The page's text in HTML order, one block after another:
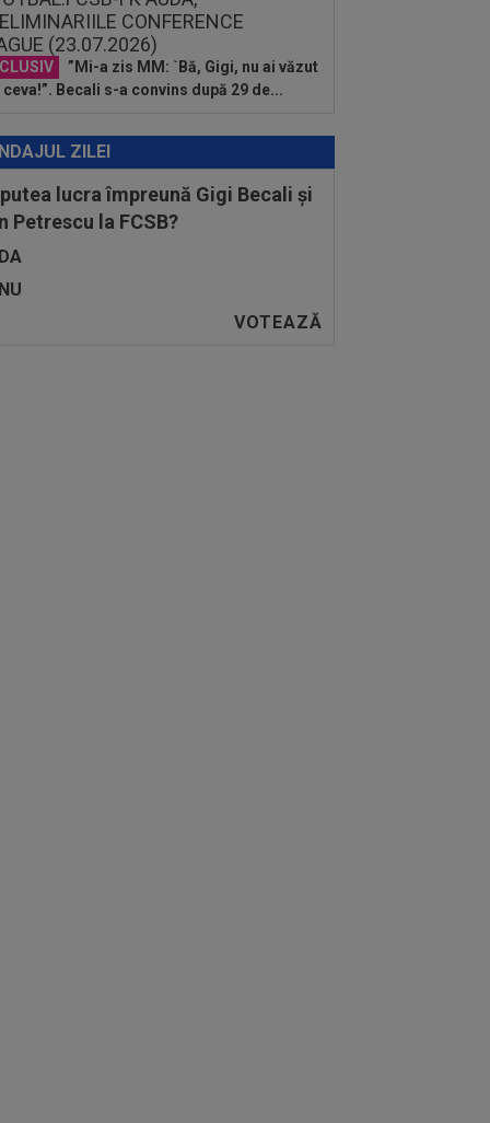
”Mi-a zis MM: `Bă, Gigi, nu ai văzut
ceva!”. Becali s-a convins după 29 de...
ZILEI
lucra împreună Gigi Becali și
Petrescu la FCSB?
DA
NU